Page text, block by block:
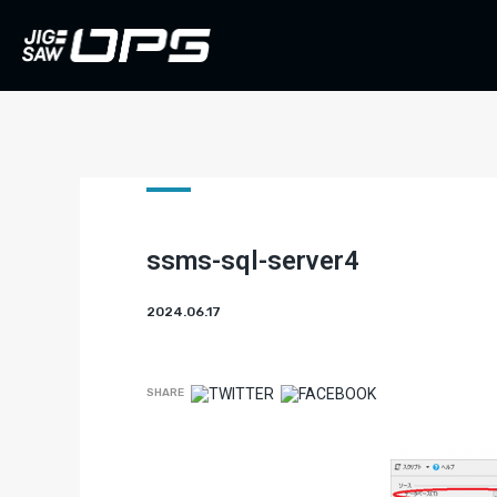
ssms-sql-server4
2024.06.17
SHARE